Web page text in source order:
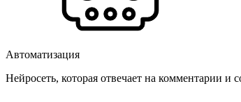
Автоматизация
Нейросеть, которая отвечает на комментарии